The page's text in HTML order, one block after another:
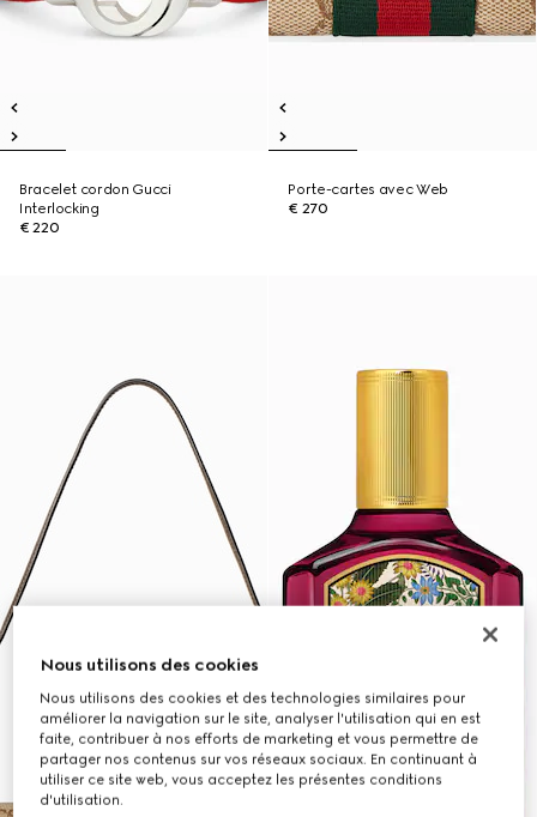
Bracelet cordon Gucci
Interlocking
€ 220
Porte-cartes avec Web
€ 270
Nous utilisons des cookies
Nous utilisons des cookies et des technologies similaires pour
améliorer la navigation sur le site, analyser l'utilisation qui en est
faite, contribuer à nos efforts de marketing et vous permettre de
partager nos contenus sur vos réseaux sociaux. En continuant à
utiliser ce site web, vous acceptez les présentes conditions
d'utilisation.